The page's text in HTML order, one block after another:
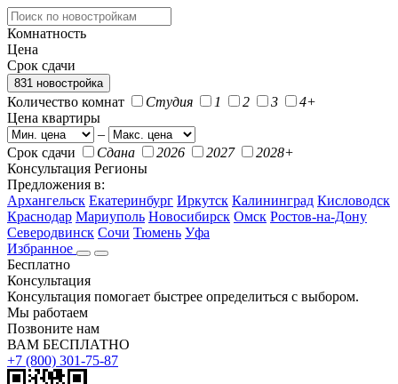
Комнатность
Цена
Срок сдачи
831 новостройка
Количество комнат Студия 1 2 3
4+
Цена квартиры
–
Срок сдачи
Сдана 2026 2027
2028+
Консультация Регионы
Предложения в:
Архангельск Екатеринбург Иркутск Калининград Кисловодск
Краснодар Мариуполь Новосибирск Омск Ростов-на-Дону
Северодвинск Сочи Тюмень Уфа
Избранное
Бесплатно
Консультация
Консультация помогает быстрее определиться с выбором.
Мы работаем
Позвоните нам
ВАМ БЕСПЛАТНО
+7 (800) 301-75-87